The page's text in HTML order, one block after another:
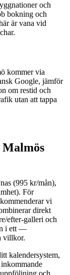
och
bokning och
är vana vid
kommer via
Google, jämför
om restid och
utan att tappa
(995 kr/mån),
För
vi
direkt
efter-galleri och
i ett —
villkor.
kalendersystem,
och